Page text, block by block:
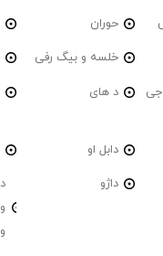
حوران
خلسه و بیگ رفی
جی
د های
دابل او
داژو